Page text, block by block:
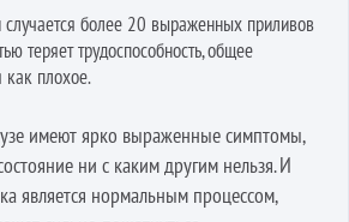
случается более 20 выраженных приливов
теряет трудоспособность, общее
как плохое.
имеют ярко выраженные симптомы,
ни с каким другим нельзя. И
является нормальным процессом,